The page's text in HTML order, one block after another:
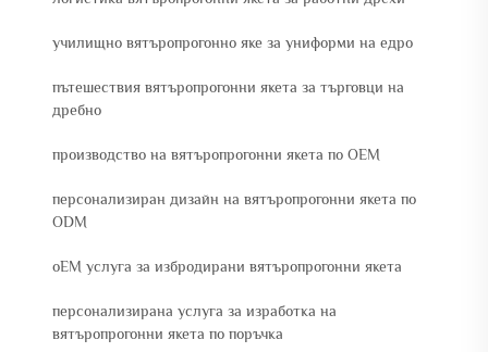
училищно вятъропрогонно яке за униформи на едро
пътешествия вятъропрогонни якета за търговци на
дребно
производство на вятъропрогонни якета по OEM
персонализиран дизайн на вятъропрогонни якета по
ODM
oEM услуга за избродирани вятъропрогонни якета
персонализирана услуга за изработка на
вятъропрогонни якета по поръчка